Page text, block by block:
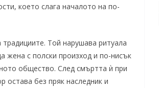
което слага началото на по-
Той нарушава ритуала
жена с полски произход и по-нисък
общество. След смъртта ѝ при
без пряк наследник и